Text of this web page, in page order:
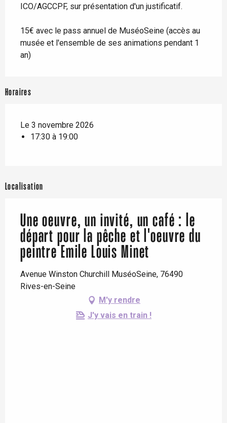
ICO/AGCCPF, sur présentation d'un justificatif.
15€ avec le pass annuel de MuséoSeine (accès au
musée et l'ensemble de ses animations pendant 1
an)
Horaires
Le 3 novembre 2026
17:30 à 19:00
Localisation
Une oeuvre, un invité, un café : le
départ pour la pêche et l'oeuvre du
peintre Emile Louis Minet
Avenue Winston Churchill MuséoSeine, 76490
Rives-en-Seine
M'y rendre
J'y vais en train !